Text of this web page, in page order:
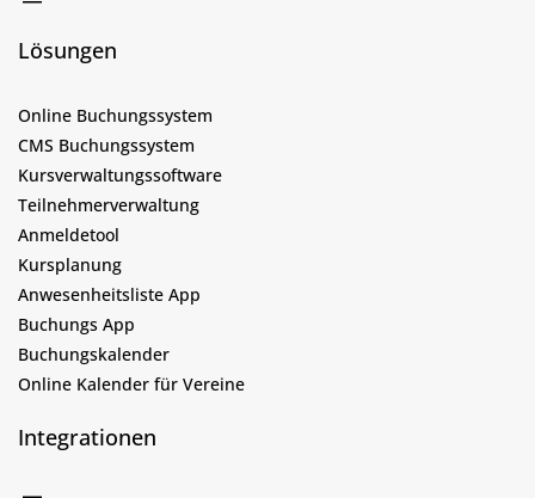
Lösungen
Online Buchungssystem
CMS Buchungssystem
Kursverwaltungssoftware
Teilnehmerverwaltung
Anmeldetool
Kursplanung
Anwesenheitsliste App
Buchungs App
Buchungskalender
Online Kalender für Vereine
Integrationen